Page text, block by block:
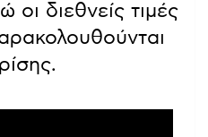
οι διεθνείς τιμές